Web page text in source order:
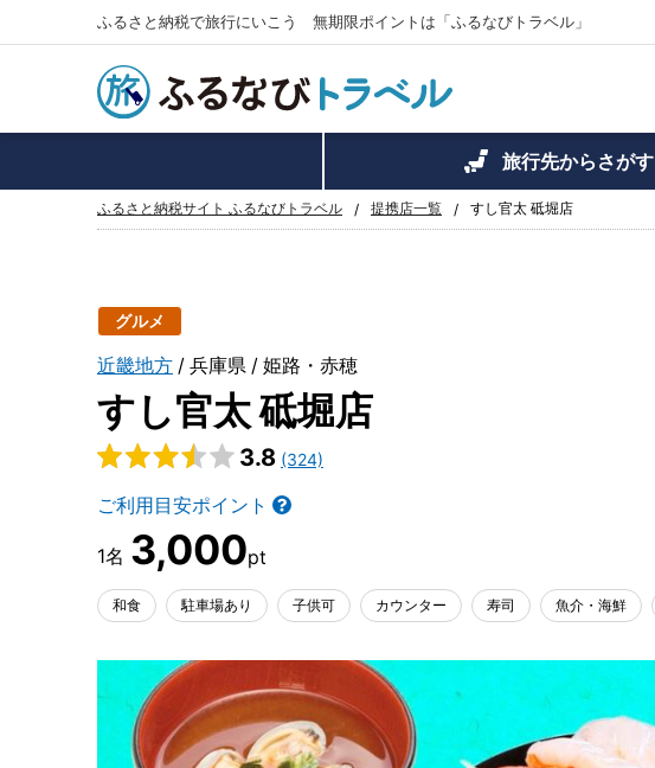
ふるさと納税で旅行にいこう 無期限ポイントは「ふるなびトラベル」
旅行先からさがす
ふるさと納税サイト ふるなびトラベル 提携店一覧 すし官太 砥堀店
グルメ
近畿地方 兵庫県 姫路・赤穂
すし官太 砥堀店
3.8 (324)
ご利用目安ポイント
3,000
和食 駐車場あり 子供可 カウンター 寿司 魚介・海鮮